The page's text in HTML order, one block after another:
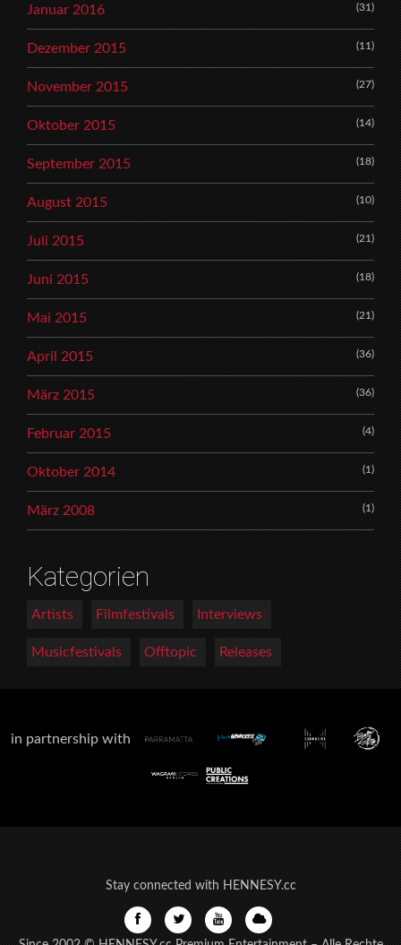
Januar 2016 (31)
Dezember 2015 (11)
November 2015 (27)
Oktober 2015 (14)
September 2015 (18)
August 2015 (10)
Juli 2015 (21)
Juni 2015 (18)
Mai 2015 (21)
April 2015 (36)
März 2015 (36)
Februar 2015 (4)
Oktober 2014 (1)
März 2008 (1)
Kategorien
Artists Filmfestivals Interviews
Musicfestivals Offtopic Releases
in partnership with
Stay connected with HENNESY.cc